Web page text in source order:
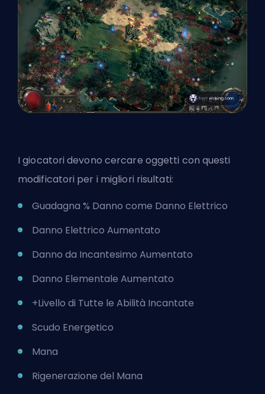
I giocatori devono cercare oggetti con questi
modificatori per i migliori risultati:
Guadagna % Danno come Danno Elettrico
Danno Elettrico Aumentato
Danno da Incantesimo Aumentato
Danno Elementale Aumentato
+Livello di Tutte le Abilità Incantate
Scudo Energetico
Mana
Rigenerazione del Mana